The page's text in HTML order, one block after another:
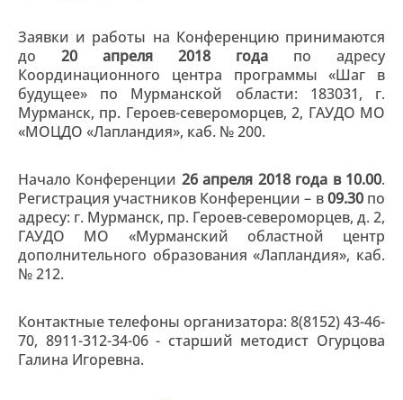
Заявки и работы на Конференцию принимаются
до 20 апреля 2018 года по адресу
Координационного центра программы «Шаг в
будущее» по Мурманской области: 183031, г.
Мурманск, пр. Героев-североморцев, 2, ГАУДО МО
«МОЦДО «Лапландия», каб. № 200.
Начало Конференции 26 апреля 2018 года в 10.00.
Регистрация участников Конференции – в09.30по
адресу: г. Мурманск, пр. Героев-североморцев, д. 2,
ГАУДО МО «Мурманский областной центр
дополнительного образования «Лапландия», каб.
№ 212.
Контактные телефоны организатора: 8(8152) 43-46-
70, 8911-312-34-06 - старший методист Огурцова
Галина Игоревна.